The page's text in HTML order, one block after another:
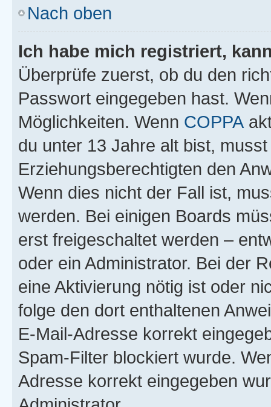
Nach oben
Ich habe mich registriert,
Überprüfe zuerst, ob du den
Passwort eingegeben hast.
Möglichkeiten. Wenn COPPA
du unter 13 Jahre alt bist,
Erziehungsberechtigten den
Wenn dies nicht der Fall ist,
werden. Bei einigen Boards
erst freigeschaltet werden –
oder ein Administrator. Bei der
eine Aktivierung nötig ist oder
folge den dort enthaltenen
E-Mail-Adresse korrekt
Spam-Filter blockiert wurde.
Adresse korrekt eingegeben